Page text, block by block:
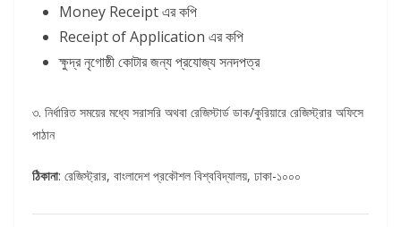
Money Receipt এর কপি
Receipt of Application এর কপি
ক্ষুদ্র নৃগোষ্ঠী কোটার জন্য প্রযোজ্য সনদপত্র
৩. নির্ধারিত সময়ের মধ্যে সরাসরি অথবা রেজিস্টার্ড ডাক/কুরিয়ারে রেজিস্ট্রার অফিসে
পাঠান
ঠিকানা: রেজিস্ট্রার, বাংলাদেশ প্রকৌশল বিশ্ববিদ্যালয়, ঢাকা-১০০০